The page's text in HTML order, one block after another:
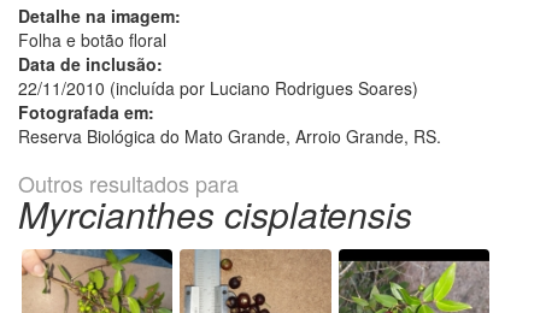
Detalhe na imagem:
Folha e botão floral
Data de inclusão:
22/11/2010 (incluída por Luciano Rodrigues Soares)
Fotografada em:
Reserva Biológica do Mato Grande, Arroio Grande, RS.
Outros resultados para
Myrcianthes cisplatensis